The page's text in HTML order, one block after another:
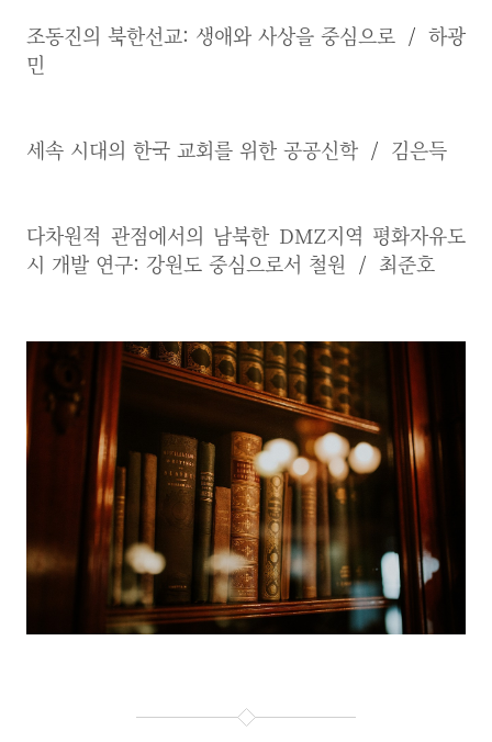
조동진의 북한선교: 생애와 사상을 중심으로 / 하광
민
세속 시대의 한국 교회를 위한 공공신학 / 김은득
다차원적 관점에서의 남북한 DMZ지역 평화자유도
시 개발 연구: 강원도 중심으로서 철원 / 최준호